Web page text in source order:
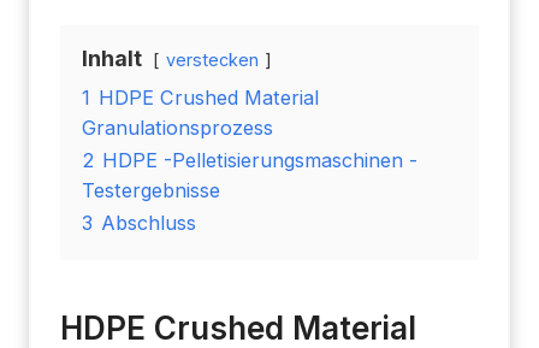
Inhalt verstecken
1 HDPE Crushed Material
Granulationsprozess
2 HDPE -Pelletisierungsmaschinen -
Testergebnisse
3 Abschluss
HDPE Crushed Material